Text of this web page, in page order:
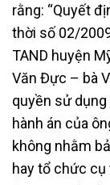
rằng: “Quyết
thời số 02/
TAND huyện
Văn Đực – bà
quyền sử
hành án của
không nhằm
hay tổ chức cụ